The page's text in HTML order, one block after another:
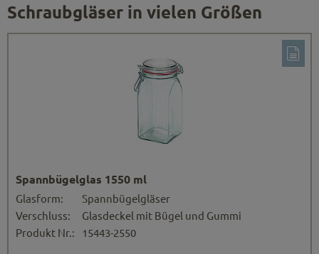
Schraubgläser in vielen Größen
Spannbügelglas 1550 ml
Glasform:
Spannbügelgläser
Verschluss:
Glasdeckel mit Bügel und Gummi
Produkt Nr.:
15443-2550